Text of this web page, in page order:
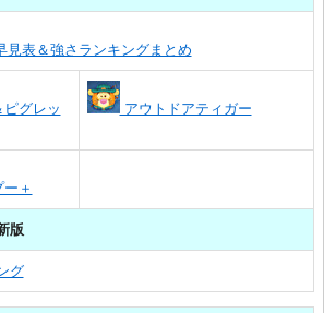
見表＆強さランキングまとめ
グレッ
アウトドアティガー
＋
版
グ